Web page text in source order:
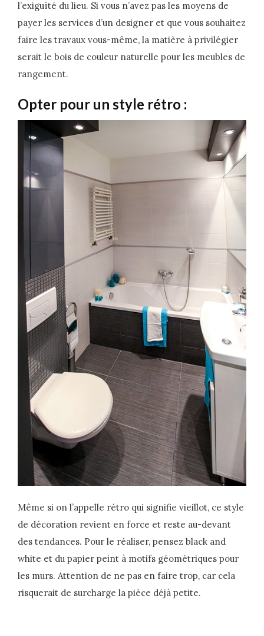
l’exiguïté du lieu. Si vous n’avez pas les moyens de
payer les services d’un designer et que vous souhaitez
faire les travaux vous-même, la matière à privilégier
serait le bois de couleur naturelle pour les meubles de
rangement.
Opter pour un style rétro :
Même si on l’appelle rétro qui signifie vieillot, ce style
de décoration revient en force et reste au-devant
des tendances. Pour le réaliser, pensez black and
white et du papier peint à motifs géométriques pour
les murs. Attention de ne pas en faire trop, car cela
risquerait de surcharge la pièce déjà petite.